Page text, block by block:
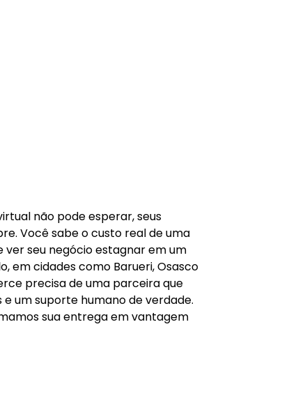
não pode esperar, seus
Você sabe o custo real de uma
ver seu negócio estagnar em um
em cidades como Barueri, Osasco
precisa de uma parceira que
um suporte humano de verdade.
sua entrega em vantagem